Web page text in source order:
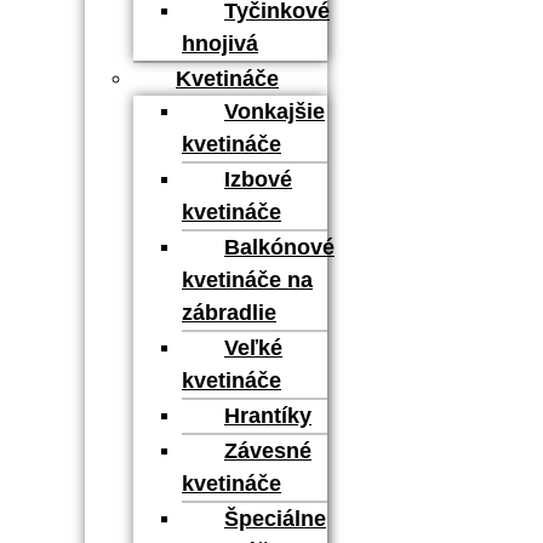
Tyčinkové
hnojivá
Kvetináče
Vonkajšie
kvetináče
Izbové
kvetináče
Balkónové
kvetináče na
zábradlie
Veľké
kvetináče
Hrantíky
Závesné
kvetináče
Špeciálne
Dĺžka: 24 cm
Hmotnosť: 1,1 kg
1,1 kg
24 × 24 × 45 cm
Prosperplast